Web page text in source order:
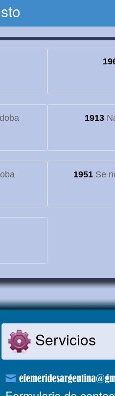
1913
1951 Se
Servicios